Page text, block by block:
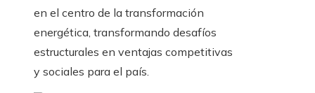
en el centro de la transformación
energética, transformando desafíos
estructurales en ventajas competitivas
y sociales para el país.